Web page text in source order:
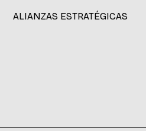
ALIANZAS ESTRATÉGICAS